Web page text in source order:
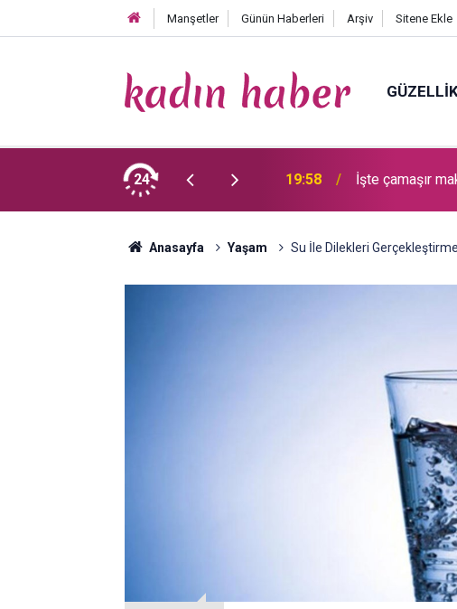
Manşetler Günün Haberleri Arşiv Sitene Ekle
24
koku ve lekeleri çıkarmanın sırrını
19:58 İşte çamaşır
Anasayfa Yaşam Su İle Dilekleri